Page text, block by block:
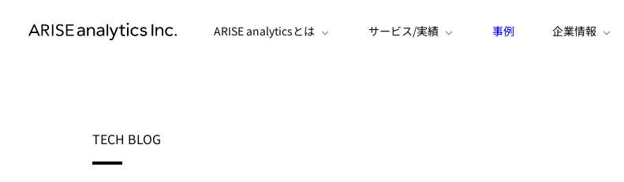
ARISE analyticsとは サービス/実績 事例 企業情報
TECH BLOG